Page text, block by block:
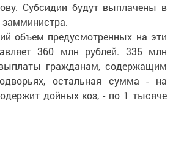
Субсидии будут выплачены в
объем предусмотренных на эти
360 млн рублей. 335 млн
гражданам, содержащим
остальная сумма - на
дойных коз, - по 1 тысяче